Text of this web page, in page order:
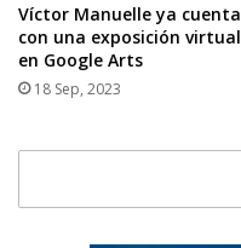
Víctor Manuelle ya cuenta
con una exposición virtual
en Google Arts
18 Sep, 2023